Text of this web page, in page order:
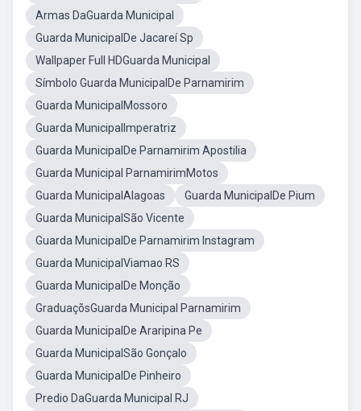
Armas DaGuarda Municipal
Guarda MunicipalDe Jacareí Sp
Wallpaper Full HDGuarda Municipal
Símbolo Guarda MunicipalDe Parnamirim
Guarda MunicipalMossoro
Guarda MunicipalImperatriz
Guarda MunicipalDe Parnamirim Apostilia
Guarda Municipal ParnamirimMotos
Guarda MunicipalAlagoas
Guarda MunicipalDe Pium
Guarda MunicipalSão Vicente
Guarda MunicipalDe Parnamirim Instagram
Guarda MunicipalViamao RS
Guarda MunicipalDe Monção
GraduaçõsGuarda Municipal Parnamirim
Guarda MunicipalDe Araripina Pe
Guarda MunicipalSão Gonçalo
Guarda MunicipalDe Pinheiro
Predio DaGuarda Municipal RJ